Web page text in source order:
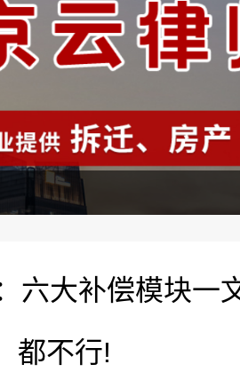
六大补偿模块一
都不行!